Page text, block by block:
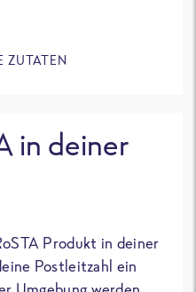
ZUTATEN
in deiner
Produkt in deiner
Postleitzahl ein